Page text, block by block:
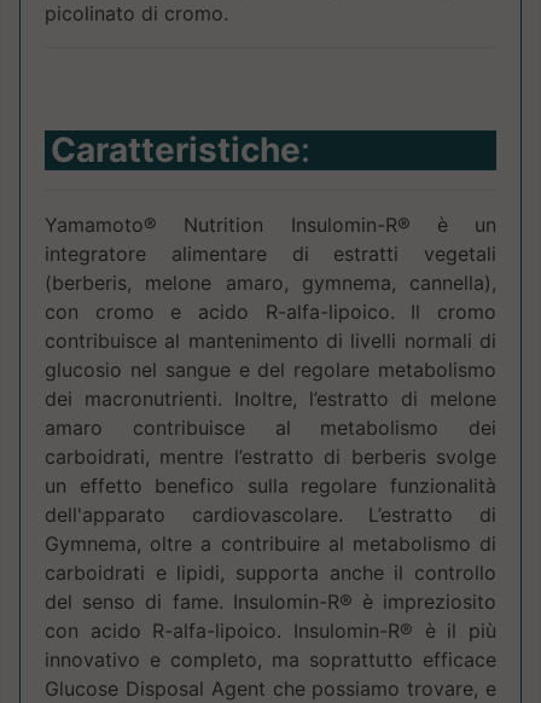
picolinato di cromo.
Caratteristiche:
Yamamoto® Nutrition Insulomin-R® è un
integratore alimentare di estratti vegetali
(berberis, melone amaro, gymnema, cannella),
con cromo e acido R-alfa-lipoico. Il cromo
contribuisce al mantenimento di livelli normali di
glucosio nel sangue e del regolare metabolismo
dei macronutrienti. Inoltre, l’estratto di melone
amaro contribuisce al metabolismo dei
carboidrati, mentre l’estratto di berberis svolge
un effetto benefico sulla regolare funzionalità
dell'apparato cardiovascolare. L’estratto di
Gymnema, oltre a contribuire al metabolismo di
carboidrati e lipidi, supporta anche il controllo
del senso di fame. Insulomin-R® è impreziosito
con acido R-alfa-lipoico. Insulomin-R® è il più
innovativo e completo, ma soprattutto efficace
Glucose Disposal Agent che possiamo trovare, e